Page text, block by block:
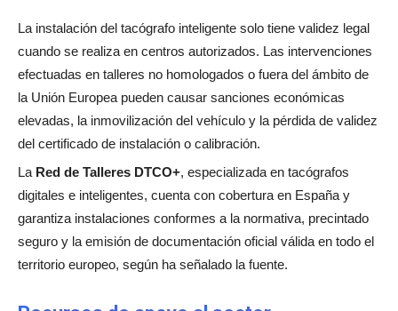
La instalación del tacógrafo inteligente solo tiene validez legal
cuando se realiza en centros autorizados. Las intervenciones
efectuadas en talleres no homologados o fuera del ámbito de
la Unión Europea pueden causar sanciones económicas
elevadas, la inmovilización del vehículo y la pérdida de validez
del certificado de instalación o calibración.
La Red de Talleres DTCO+, especializada en tacógrafos
digitales e inteligentes, cuenta con cobertura en España y
garantiza instalaciones conformes a la normativa, precintado
seguro y la emisión de documentación oficial válida en todo el
territorio europeo, según ha señalado la fuente.